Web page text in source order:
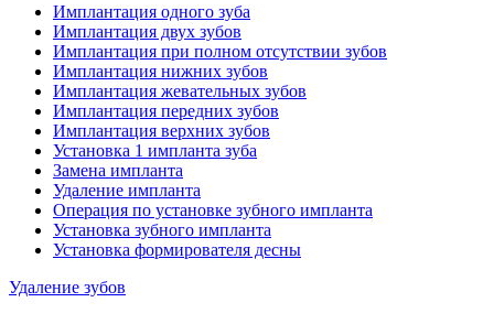
Имплантация одного зуба
Имплантация двух зубов
Имплантация при полном отсутствии зубов
Имплантация нижних зубов
Имплантация жевательных зубов
Имплантация передних зубов
Имплантация верхних зубов
Установка 1 импланта зуба
Замена импланта
Удаление импланта
Операция по установке зубного импланта
Установка зубного импланта
Установка формирователя десны
Удаление зубов